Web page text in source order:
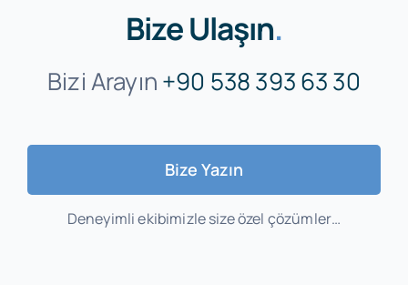
Bize Ulaşın.
Bizi Arayın+90 538 393 63 30
Bize Yazın
Deneyimli ekibimizle size özel çözümler…